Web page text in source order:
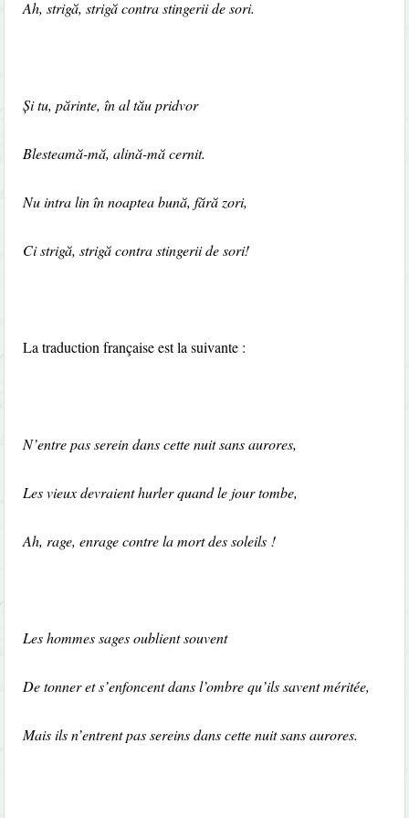
Ah, strigă, strigă contra stingerii de sori.
Și tu, părinte, în al tău pridvor
Blesteamă-mă, alină-mă cernit.
Nu intra lin în noaptea bună, fără zori,
Ci strigă, strigă contra stingerii de sori!
La traduction française est la suivante :
N’entre pas serein dans cette nuit sans aurores,
Les vieux devraient hurler quand le jour tombe,
Ah, rage, enrage contre la mort des soleils !
Les hommes sages oublient souvent
De tonner et s’enfoncent dans l’ombre qu’ils savent méritée,
Mais ils n’entrent pas sereins dans cette nuit sans aurores.